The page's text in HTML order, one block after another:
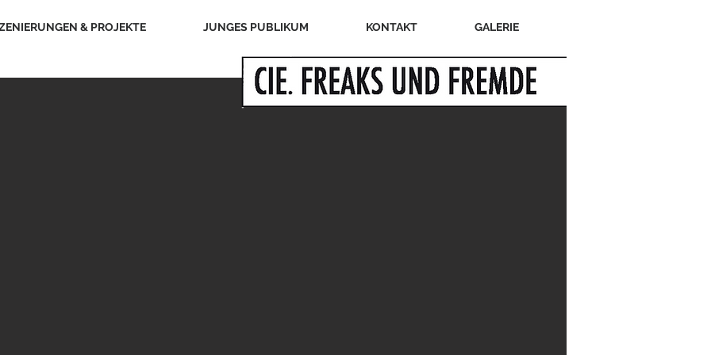
& PROJEKTE JUNGES PUBLIKUM KONTAKT GALERIE